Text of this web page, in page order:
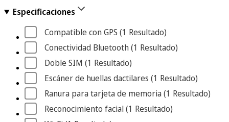
Especificaciones
Compatible con GPS (1 Resultado)
Conectividad Bluetooth (1 Resultado)
Doble SIM (1 Resultado)
Escáner de huellas dactilares (1 Resultado)
Ranura para tarjeta de memoria (1 Resultado)
Reconocimiento facial (1 Resultado)